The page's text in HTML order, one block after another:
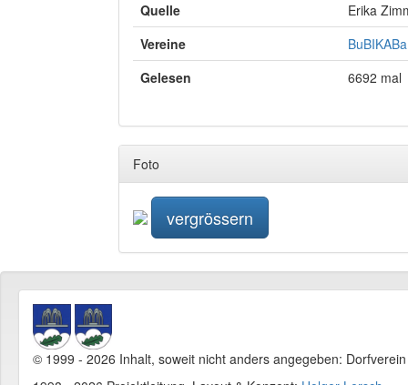
Quelle
Erika
Vereine
Gelesen
6692 mal
Foto
vergrössern
© 1999 - 2026 Inhalt, soweit nicht anders angegeben: